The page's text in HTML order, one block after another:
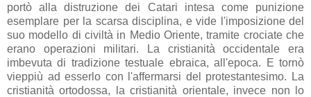
portò alla distruzione dei Catari intesa come punizione
esemplare per la scarsa disciplina, e vide l'imposizione del
suo modello di civiltà in Medio Oriente, tramite crociate che
erano operazioni militari. La cristianità occidentale era
imbevuta di tradizione testuale ebraica, all'epoca. E tornò
vieppiù ad esserlo con l'affermarsi del protestantesimo. La
cristianità ortodossa, la cristianità orientale, invece non lo